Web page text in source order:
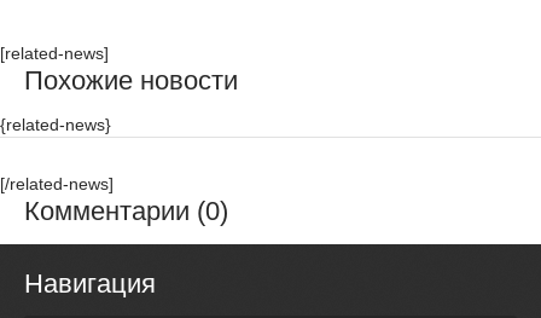
[related-news]
Похожие новости
{related-news}
[/related-news]
Комментарии (0)
Навигация